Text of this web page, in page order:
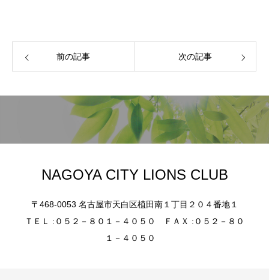
前の記事 次の記事
NAGOYA CITY LIONS CLUB
〒468-0053 名古屋市天白区植田南１丁目２０４番地１
ＴＥＬ :０５２－８０１－４０５０ ＦＡＸ :０５２－８０
１－４０５０